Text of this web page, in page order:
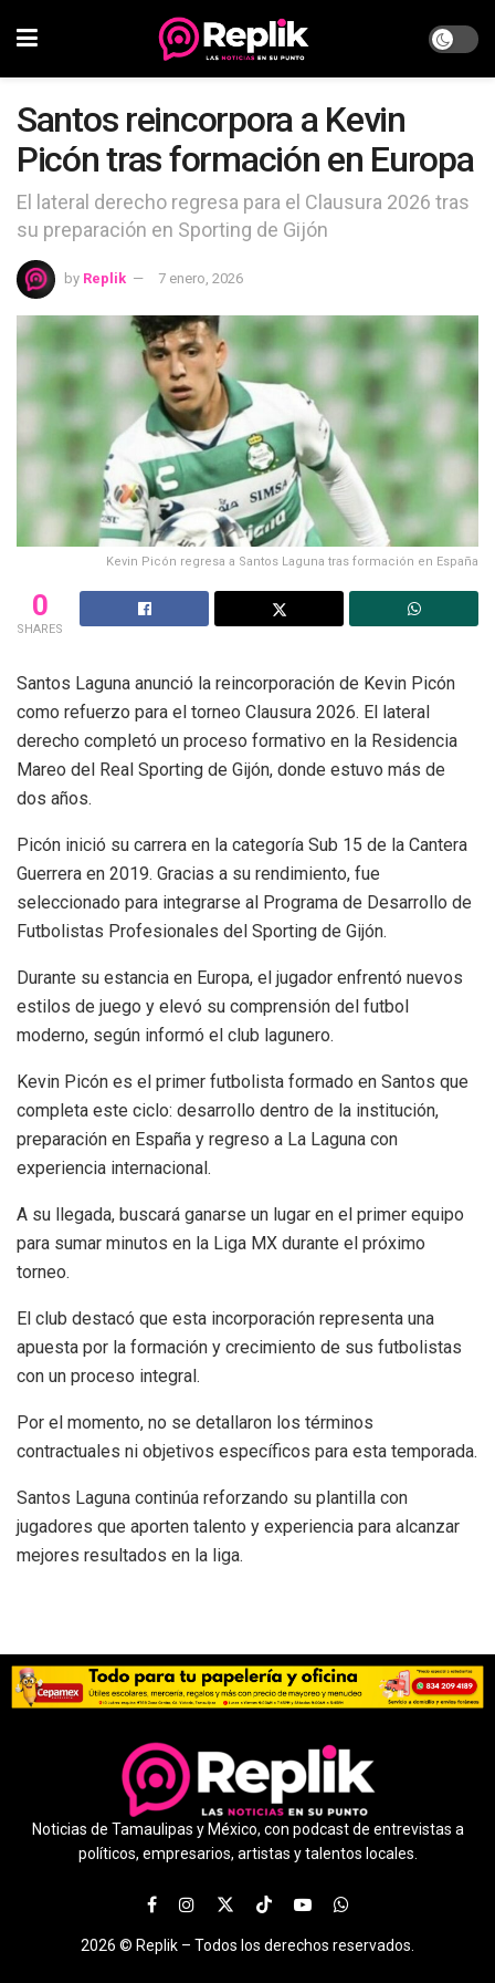
Santos reincorpora a Kevin
Picón tras formación en Europa
El lateral derecho regresa para el Clausura 2026 tras
su preparación en Sporting de Gijón
by Replik 7 enero, 2026
Kevin Picón regresa a Santos Laguna tras formación en España
0
SHARES
Santos Laguna anunció la reincorporación de Kevin Picón
como refuerzo para el torneo Clausura 2026. El lateral
derecho completó un proceso formativo en la Residencia
Mareo del Real Sporting de Gijón, donde estuvo más de
dos años.
Picón inició su carrera en la categoría Sub 15 de la Cantera
Guerrera en 2019. Gracias a su rendimiento, fue
seleccionado para integrarse al Programa de Desarrollo de
Futbolistas Profesionales del Sporting de Gijón.
Durante su estancia en Europa, el jugador enfrentó nuevos
estilos de juego y elevó su comprensión del futbol
moderno, según informó el club lagunero.
Kevin Picón es el primer futbolista formado en Santos que
completa este ciclo: desarrollo dentro de la institución,
preparación en España y regreso a La Laguna con
experiencia internacional.
A su llegada, buscará ganarse un lugar en el primer equipo
para sumar minutos en la Liga MX durante el próximo
torneo.
El club destacó que esta incorporación representa una
apuesta por la formación y crecimiento de sus futbolistas
con un proceso integral.
Por el momento, no se detallaron los términos
contractuales ni objetivos específicos para esta temporada.
Santos Laguna continúa reforzando su plantilla con
jugadores que aporten talento y experiencia para alcanzar
mejores resultados en la liga.
Noticias de Tamaulipas y México, con podcast de entrevistas a
políticos, empresarios, artistas y talentos locales.
2026 © Replik – Todos los derechos reservados.